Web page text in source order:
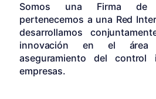
Somos una Firma de
pertenecemos a una Red
desarrollamos
innovación en el área
aseguramiento del
empresas.